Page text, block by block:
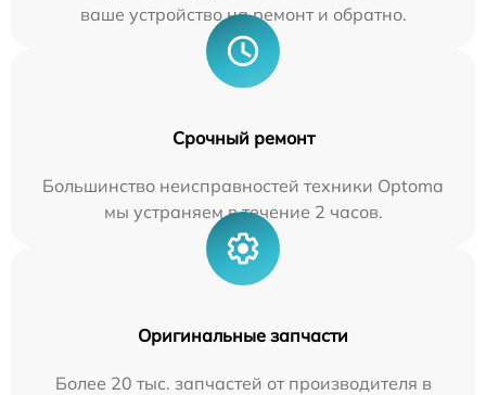
ваше устройство на ремонт и обратно.
Срочный ремонт
Большинство неисправностей техники Optoma
мы устраняем в течение 2 часов.
Оригинальные запчасти
Более 20 тыс. запчастей от производителя в